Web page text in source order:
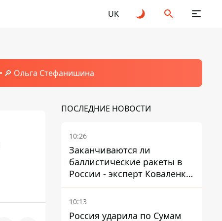
UK
🔎 Ольга Стефанишина
ПОСЛЕДНИЕ НОВОСТИ
10:26
Заканчиваются ли
баллистические ракеты в
России - эксперт Коваленко
дал ответ, который вряд ли
понравится украинцам
10:13
Россия ударила по Сумам